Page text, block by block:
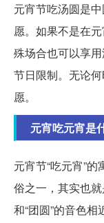
元宵节吃汤圆是
愿。如果不是在
殊场合也可以享
节日限制。无论
愿。
元宵吃元宵是
元宵节“吃元宵”
俗之一，其实也
和“团圆”的音色